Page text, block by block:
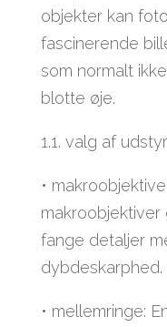
objekter kan
fascinerende
som normalt
blotte øje.
1.1. valg af
•
makroobjektiver
fange detaljer
dybdeskarphed.
• mellemringe: